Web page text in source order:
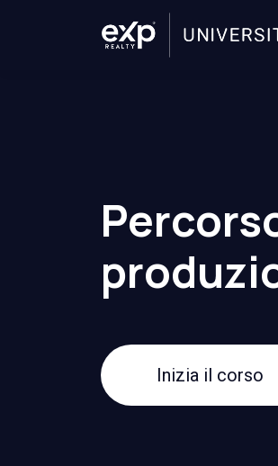
Inizia il corso